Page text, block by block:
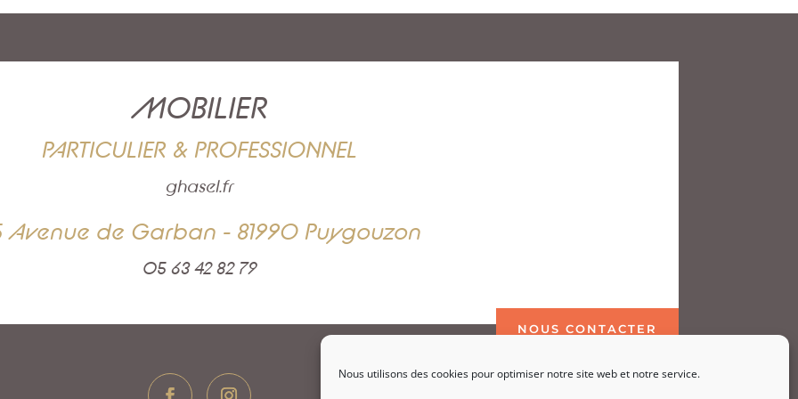
Nous utilisons des cookies pour optimiser notre site web et notre service.
MOBILIER
PARTICULIER & PROFESSIONNEL
ghasel.fr
Avenue de Garban - 81990 Puygouzon
05 63 42 82 79
NOUS CONTACTER